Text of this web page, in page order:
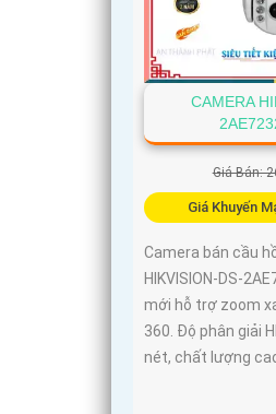
CAMERA
Giá Bán:
Giá Khuyến
Camera bán cầu
HIKVISION-DS-
mới hỗ trợ zoom
360. Độ phân giải
nét, chất lượng